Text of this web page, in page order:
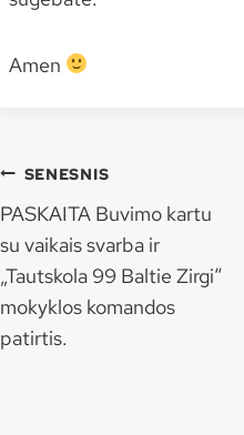
Amen
Navigacija
tarp
įrašų
SENESNIS
PASKAITA Buvimo kartu
su vaikais svarba ir
„Tautskola 99 Baltie Zirgi“
mokyklos komandos
patirtis.